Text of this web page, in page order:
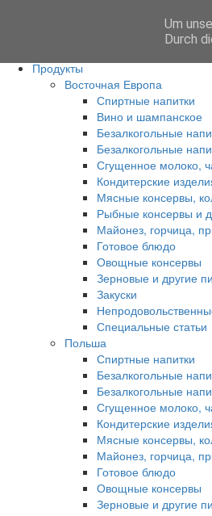
Продукты
Восточная Европа
Спиртные напитки
Вино и шампанское
Безалкогольные
Безалкогольные
Сгущенное молоко,
Кондитерские
Мясные консервы,
Рыбные консервы и
Майонез, горчица,
Готовое блюдо
Овощные консервы
Зерновые и другие
Закуски
Специальные статьи
Польша
Спиртные напитки
Безалкогольные
Безалкогольные
Сгущенное молоко,
Кондитерские
Мясные консервы,
Майонез, горчица,
Готовое блюдо
Овощные консервы
Зерновые и другие
Um
Durch